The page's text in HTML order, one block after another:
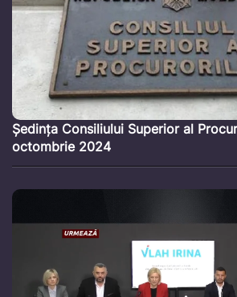
Ședința Consiliului Superior al
octombrie 2024